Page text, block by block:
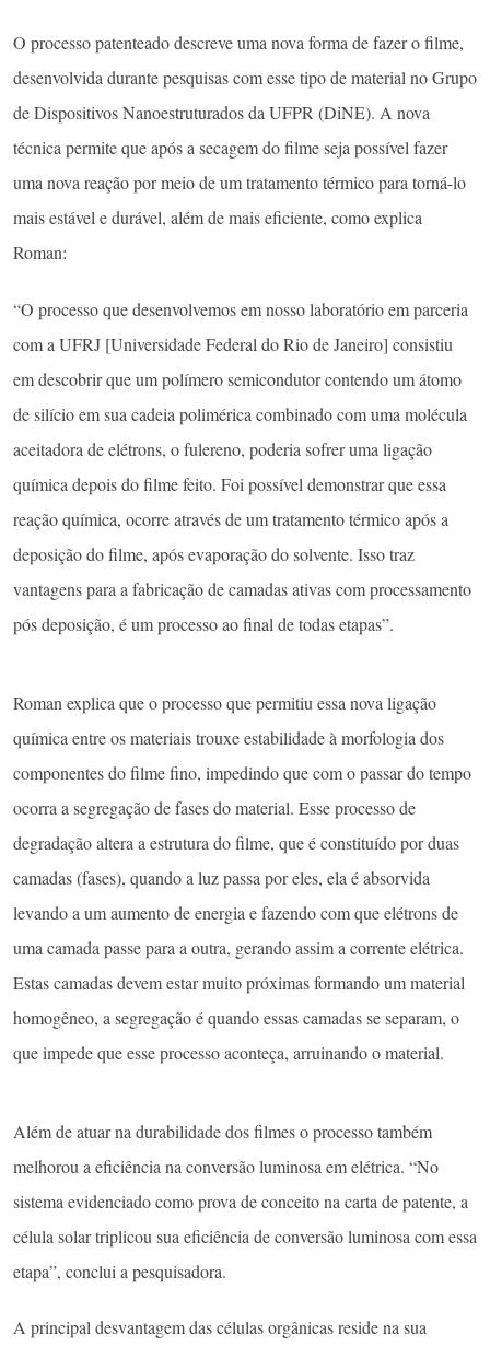
O processo patenteado descreve uma nova forma de fazer o filme,
desenvolvida durante pesquisas com esse tipo de material no Grupo
de Dispositivos Nanoestruturados da UFPR (DiNE). A nova
técnica permite que após a secagem do filme seja possível fazer
uma nova reação por meio de um tratamento térmico para torná-lo
mais estável e durável, além de mais eficiente, como explica
Roman:
“O processo que desenvolvemos em nosso laboratório em parceria
com a UFRJ [Universidade Federal do Rio de Janeiro] consistiu
em descobrir que um polímero semicondutor contendo um átomo
de silício em sua cadeia polimérica combinado com uma molécula
aceitadora de elétrons, o fulereno, poderia sofrer uma ligação
química depois do filme feito. Foi possível demonstrar que essa
reação química, ocorre através de um tratamento térmico após a
deposição do filme, após evaporação do solvente. Isso traz
vantagens para a fabricação de camadas ativas com processamento
pós deposição, é um processo ao final de todas etapas”.
Roman explica que o processo que permitiu essa nova ligação
química entre os materiais trouxe estabilidade à morfologia dos
componentes do filme fino, impedindo que com o passar do tempo
ocorra a segregação de fases do material. Esse processo de
degradação altera a estrutura do filme, que é constituído por duas
camadas (fases), quando a luz passa por eles, ela é absorvida
levando a um aumento de energia e fazendo com que elétrons de
uma camada passe para a outra, gerando assim a corrente elétrica.
Estas camadas devem estar muito próximas formando um material
homogêneo, a segregação é quando essas camadas se separam, o
que impede que esse processo aconteça, arruinando o material.
Além de atuar na durabilidade dos filmes o processo também
melhorou a eficiência na conversão luminosa em elétrica. “No
sistema evidenciado como prova de conceito na carta de patente, a
célula solar triplicou sua eficiência de conversão luminosa com essa
etapa”, conclui a pesquisadora.
A principal desvantagem das células orgânicas reside na sua